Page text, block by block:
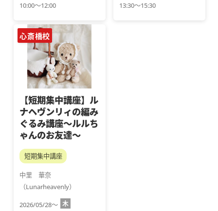
10:00～12:00
13:30～15:30
心斎橋校
【短期集中講座】ル
ナヘヴンリィの編み
ぐるみ講座～ルルち
ゃんのお友達～
短期集中講座
中里　華奈
（Lunarheavenly）
2026/05/28～ 木